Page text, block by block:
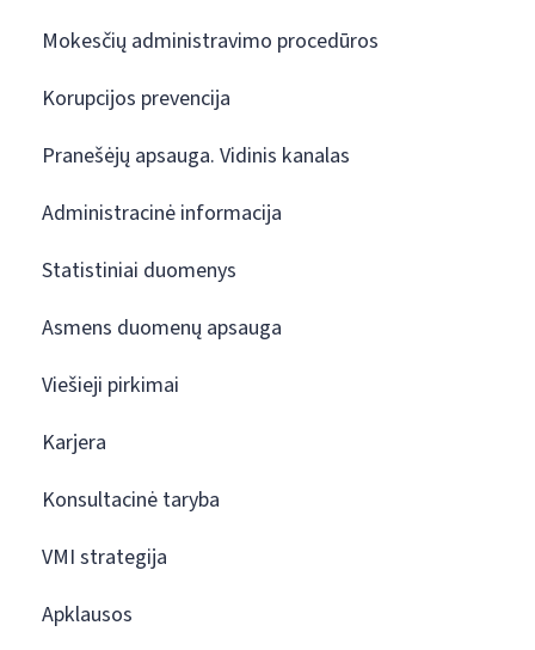
Mokesčių administravimo procedūros
Korupcijos prevencija
Pranešėjų apsauga. Vidinis kanalas
Administracinė informacija
Statistiniai duomenys
Asmens duomenų apsauga
Viešieji pirkimai
Karjera
Konsultacinė taryba
VMI strategija
Apklausos